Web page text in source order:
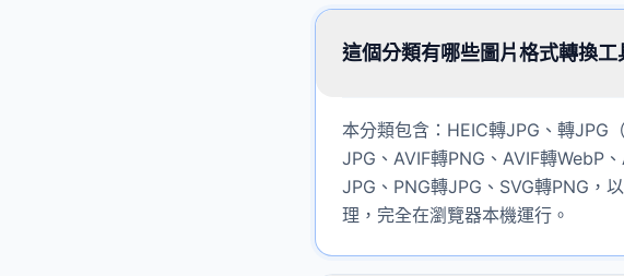
這個分類有哪些圖片格式轉換工
本分類包含：HEIC轉JPG、轉JPG
JPG、AVIF轉PNG、AVIF轉WebP
JPG、PNG轉JPG、SVG轉PNG，
理，完全在瀏覽器本機運行。